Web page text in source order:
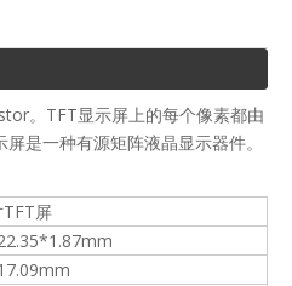
。TFT显示屏上的每个像素都由
是一种有源矩阵液晶显示器件。
TFT屏